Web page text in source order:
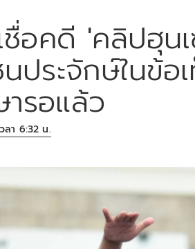
อคดี 'คลิปฮุน
นประจักษ์ในข้
รอแล้ว
ลา 6:32 น.